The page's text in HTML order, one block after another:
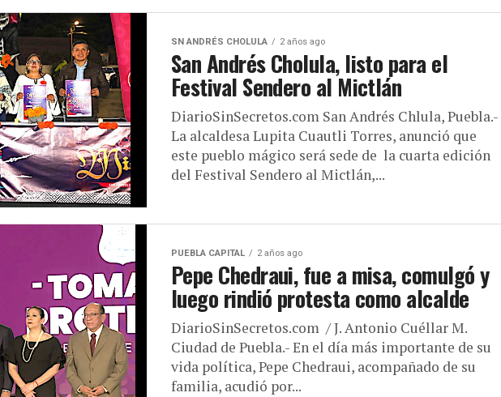
SN ANDRÉS CHOLULA 2 años ago
San Andrés Cholula, listo para el
Festival Sendero al Mictlán
DiarioSinSecretos.com San Andrés Chlula, Puebla.-
La alcaldesa Lupita Cuautli Torres, anunció que
este pueblo mágico será sede de la cuarta edición
del Festival Sendero al Mictlán,...
PUEBLA CAPITAL 2 años ago
Pepe Chedraui, fue a misa, comulgó y
luego rindió protesta como alcalde
DiarioSinSecretos.com / J. Antonio Cuéllar M.
Ciudad de Puebla.- En el día más importante de su
vida política, Pepe Chedraui, acompañado de su
familia, acudió por...